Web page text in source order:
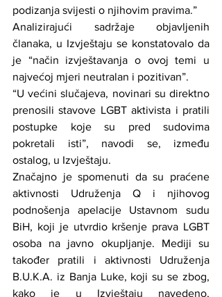
podizanja svijesti o njihovim pravima.”
Analizirajući sadržaje objavljenih
članaka, u Izvještaju se konstatovalo da
je “način izvještavanja o ovoj temi u
najvećoj mjeri neutralan i pozitivan”.
“U većini slučajeva, novinari su direktno
prenosili stavove LGBT aktivista i pratili
postupke koje su pred sudovima
pokretali isti”, navodi se, između
ostalog, u Izvještaju.
Značajno je spomenuti da su praćene
aktivnosti Udruženja Q i njihovog
podnošenja apelacije Ustavnom sudu
BiH, koji je utvrdio kršenje prava LGBT
osoba na javno okupljanje. Mediji su
također pratili i aktivnosti Udruženja
B.U.K.A. iz Banja Luke, koji su se zbog,
kako je u Izvještaju navedeno,